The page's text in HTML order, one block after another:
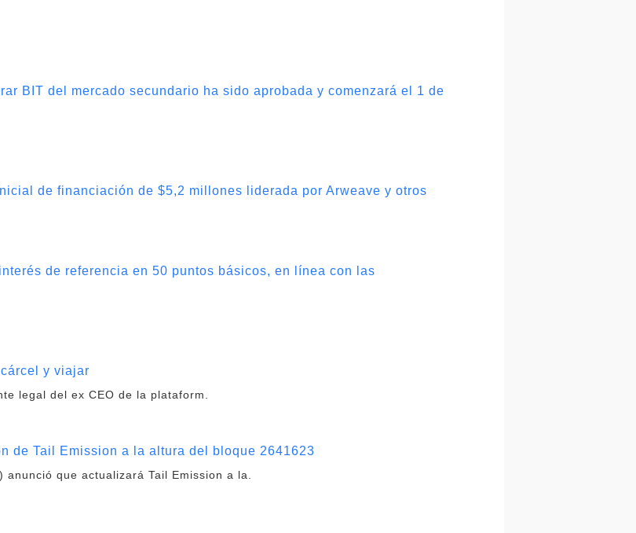
BIT del mercado secundario ha sido aprobada y comenzará el 1 de
de financiación de $5,2 millones liderada por Arweave y otros
de referencia en 50 puntos básicos, en línea con las
y viajar
legal del ex CEO de la plataform.
de Tail Emission a la altura del bloque 2641623
que actualizará Tail Emission a la.